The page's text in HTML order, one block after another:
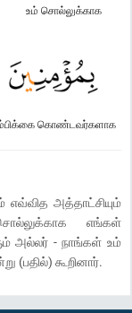
உம் சொல்லுக்காக
கொண்டவர்களாக
அத்தாட்சியும்
எங்கள்
அல்லர் - நாங்கள் உம்
(பதில்) கூறினார்.